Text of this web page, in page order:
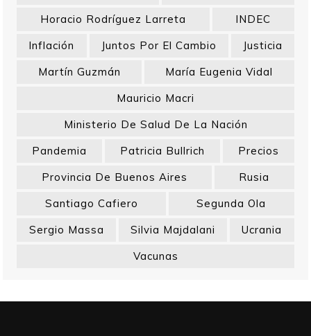
Horacio Rodríguez Larreta
INDEC
Inflación
Juntos Por El Cambio
Justicia
Martín Guzmán
María Eugenia Vidal
Mauricio Macri
Ministerio De Salud De La Nación
Pandemia
Patricia Bullrich
Precios
Provincia De Buenos Aires
Rusia
Santiago Cafiero
Segunda Ola
Sergio Massa
Silvia Majdalani
Ucrania
Vacunas